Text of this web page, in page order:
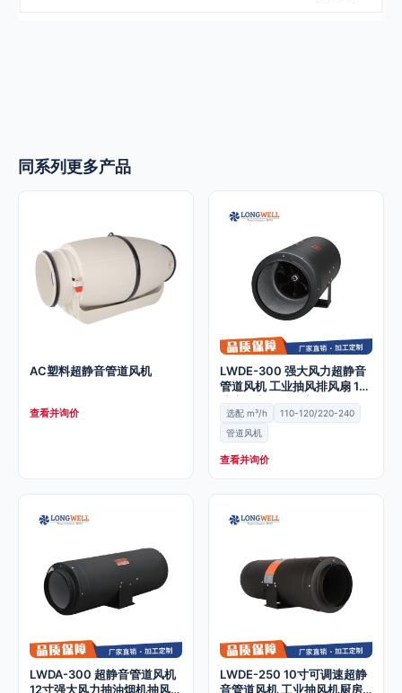
同系列更多产品
AC塑料超静音管道风机
查看并询价
LWDE-300 强大风力超静音
管道风机 工业抽风排风扇 12
寸变频商用换气扇
选配 m³/h
110-120/220-240
管道风机
查看并询价
LWDA-300 超静音管道风机
12寸强大风力抽油烟机抽风机
LWDE-250 10寸可调速超静
音管道风机 工业抽风机厨房